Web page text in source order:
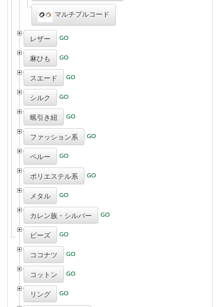
マルチプルコード
レザー
麻ひも
スエード
シルク
蝋引き紐
ファッション系
ペルー
ポリエステル系
メタル
カレン族・シルバー
ビーズ
ココナツ
コットン
リング